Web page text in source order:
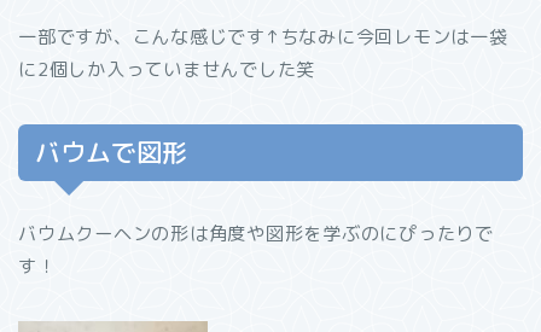
一部ですが、こんな感じです↑ちなみに今回レモンは一袋
に2個しか入っていませんでした笑
バウムで図形
バウムクーヘンの形は角度や図形を学ぶのにぴったりで
す！